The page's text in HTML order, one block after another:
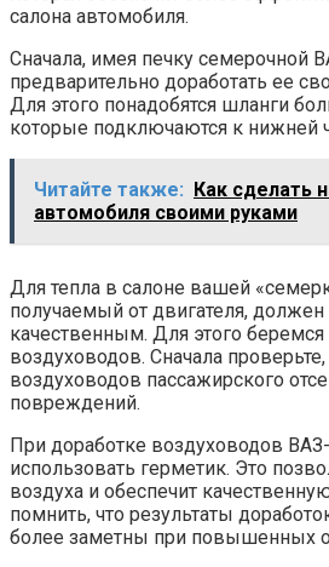
салона автомобиля.
Сначала, имея печку семерочной
предварительно доработать ее
Для этого понадобятся шланги
которые подключаются к нижней
Читайте также:
Как сделать
автомобиля своими руками
Для тепла в салоне вашей
получаемый от двигателя,
качественным. Для этого беремся
воздуховодов. Сначала
воздуховодов пассажирского
повреждений.
При доработке воздуховодов
использовать герметик. Это
воздуха и обеспечит
помнить, что результаты
более заметны при повышенных